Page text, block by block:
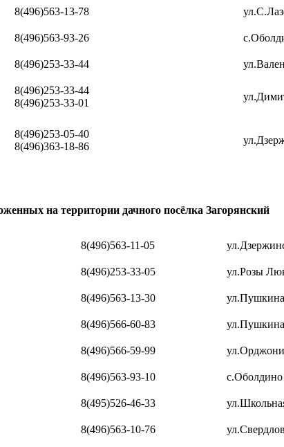
8(496)563-13-78
8(496)563-93-26
8(496)253-33-44
8(496)253-33-44
8(496)253-33-01
8(496)253-05-40
8(496)363-18-86
на территории дачного посёлка Загорянский
8(496)563-11-05
8(496)253-33-05 ул.Розы
8(496)563-13-30
8(496)566-60-83
8(496)566-59-99
8(496)563-93-10 с.Оболдино
8(495)526-46-33
8(496)563-10-76